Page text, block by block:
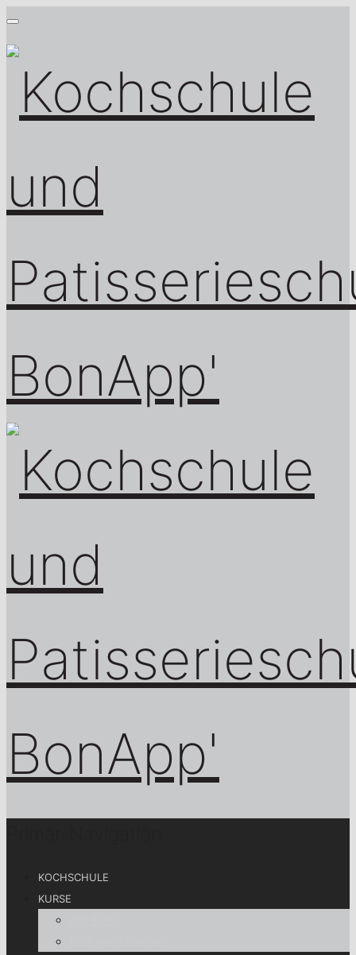
KOCHSCHULE
KURSE